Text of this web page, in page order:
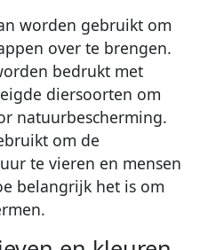
worden gebruikt om
over te brengen.
bedrukt met
diersoorten om
natuurbescherming.
om de
te vieren en mensen
belangrijk het is om